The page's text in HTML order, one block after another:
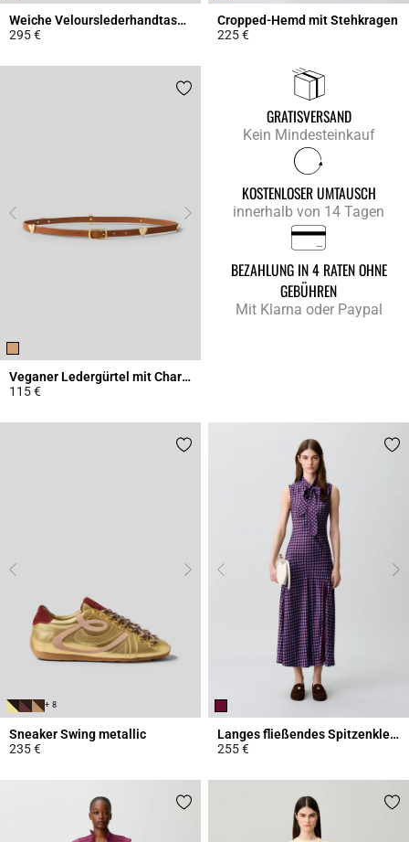
Weiche Velourslederhandtasche
295 €
Cropped-Hemd mit Stehkragen
225 €
Veganer Ledergürtel mit Charms
115 €
GRATISVERSAND
Kein Mindesteinkauf
KOSTENLOSER UMTAUSCH
innerhalb von 14 Tagen
BEZAHLUNG IN 4 RATEN OHNE
GEBÜHREN
Mit Klarna oder Paypal
+ 8
Sneaker Swing metallic
235 €
Langes fließendes Spitzenkleid
255 €